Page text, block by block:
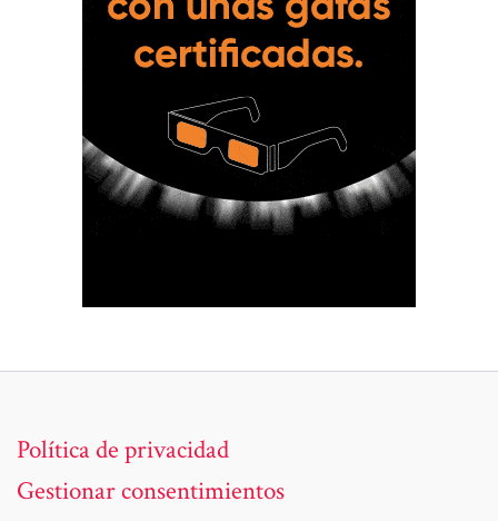
Política de privacidad
Gestionar consentimientos